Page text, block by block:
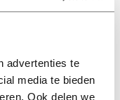
advertenties te
media te bieden
Ook delen we